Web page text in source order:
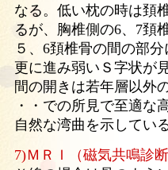
なる。低い枕の時は頚
るが、胸椎側の6、7頚
５、6頚椎骨の間の部
更に進み弱いＳ字状が
間の開きは若年層以外
・・での所見で至適な
自然な湾曲を示している
7)ＭＲＩ（磁気共鳴診